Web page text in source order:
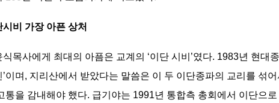
비 가장 아픈 상처
목사에게 최대의 아픔은 교계의 ‘이단 시비’였다. 1983년 현
’이며, 지리산에서 받았다는 말씀은 이 두 이단종파의 교리를 섞
통을 감내해야 했다. 급기야는 1991년 통합측 총회에서 이단으